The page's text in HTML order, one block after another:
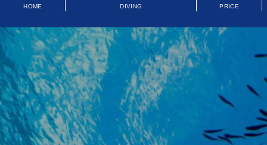
HOME DIVING PRICE